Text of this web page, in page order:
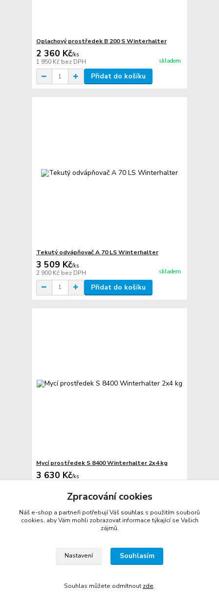
Oplachový prostředek B 200 S Winterhalter
2 360 Kč/ks
1 950 Kč bez DPH skladem
Přidat do košíku
Tekutý odvápňovač A 70 LS Winterhalter
3 509 Kč/ks
2 900 Kč bez DPH skladem
Přidat do košíku
Mycí prostředek S 8400 Winterhalter 2x4 kg
3 630 Kč/ks
skladem
Přidat do košíku
Zpracování cookies
Náš e-shop a partneři potřebují Váš souhlas s použitím souborů
cookies, aby Vám mohli zobrazovat informace týkající se Vašich
zájmů.
Nastavení Souhlasím
Souhlas můžete odmítnout zde.